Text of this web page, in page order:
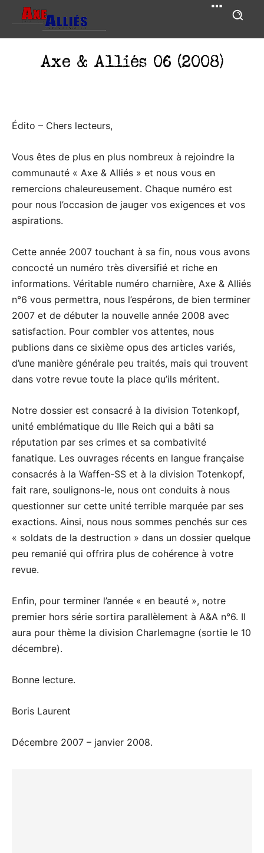
Axe & Alliés 06 (2008)
Édito – Chers lecteurs,
Vous êtes de plus en plus nombreux à rejoindre la
communauté « Axe & Alliés » et nous vous en
remercions chaleureusement. Chaque numéro est
pour nous l’occasion de jauger vos exigences et vos
aspirations.
Cette année 2007 touchant à sa fin, nous vous avons
concocté un numéro très diversifié et riche en
informations. Véritable numéro charnière, Axe & Alliés
n°6 vous permettra, nous l’espérons, de bien terminer
2007 et de débuter la nouvelle année 2008 avec
satisfaction. Pour combler vos attentes, nous
publions dans ce sixième opus des articles variés,
d’une manière générale peu traités, mais qui trouvent
dans votre revue toute la place qu’ils méritent.
Notre dossier est consacré à la division Totenkopf,
unité emblématique du IIIe Reich qui a bâti sa
réputation par ses crimes et sa combativité
fanatique. Les ouvrages récents en langue française
consacrés à la Waffen-SS et à la division Totenkopf,
fait rare, soulignons-le, nous ont conduits à nous
questionner sur cette unité terrible marquée par ses
exactions. Ainsi, nous nous sommes penchés sur ces
« soldats de la destruction » dans un dossier quelque
peu remanié qui offrira plus de cohérence à votre
revue.
Enfin, pour terminer l’année « en beauté », notre
premier hors série sortira parallèlement à A&A n°6. Il
aura pour thème la division Charlemagne (sortie le 10
décembre).
Bonne lecture.
Boris Laurent
Décembre 2007 – janvier 2008.